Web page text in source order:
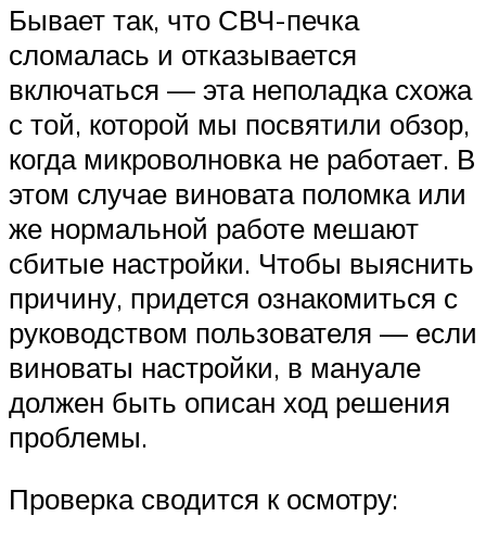
Бывает так, что СВЧ-печка
сломалась и отказывается
включаться — эта неполадка схожа
с той, которой мы посвятили обзор,
когда микроволновка не работает. В
этом случае виновата поломка или
же нормальной работе мешают
сбитые настройки. Чтобы выяснить
причину, придется ознакомиться с
руководством пользователя — если
виноваты настройки, в мануале
должен быть описан ход решения
проблемы.
Проверка сводится к осмотру: